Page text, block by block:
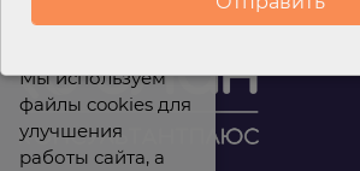
Мы используем
файлы cookies для
улучшения
работы сайта, а